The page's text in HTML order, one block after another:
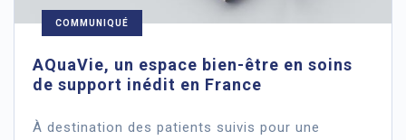
COMMUNIQUÉ
AQuaVie, un espace bien-être en soins
de support inédit en France
À destination des patients suivis pour une